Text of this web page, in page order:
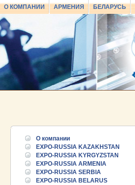
О КОМПАНИИ АРМЕНИЯ БЕЛАРУСЬ
О компании
EXPO-RUSSIA KAZAKHSTAN
EXPO-RUSSIA KYRGYZSTAN
EXPO-RUSSIA ARMENIA
EXPO-RUSSIA SERBIA
EXPO-RUSSIA BELARUS